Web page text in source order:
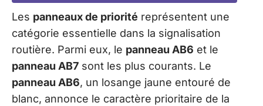
Les panneaux de priorité représentent une
catégorie essentielle dans la signalisation
routière. Parmi eux, le panneau AB6 et le
panneau AB7 sont les plus courants. Le
panneau AB6, un losange jaune entouré de
blanc, annonce le caractère prioritaire de la